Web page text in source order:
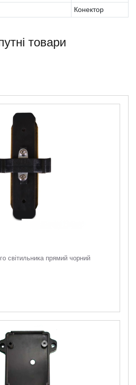
Конектор
товари
світильника прямий чорний